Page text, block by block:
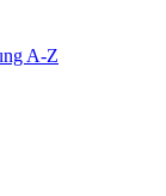
A-Z